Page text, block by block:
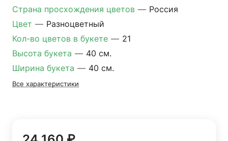
Страна просхождения цветов — Россия
Цвет — Разноцветный
Кол-во цветов в букете — 21
Высота букета — 40 см.
Ширина букета — 40 см.
Все характеристики